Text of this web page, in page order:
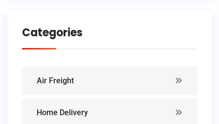
Categories
Air Freight
Home Delivery